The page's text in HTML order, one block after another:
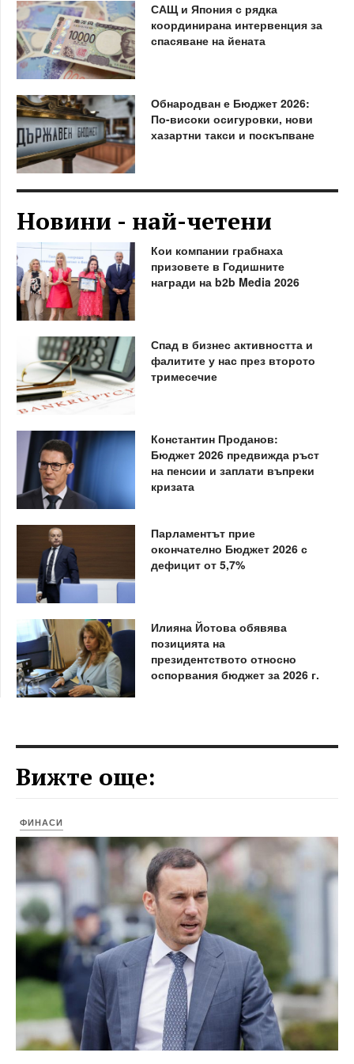
САЩ и Япония с рядка
координирана интервенция за
спасяване на йената
Обнародван е Бюджет 2026:
По-високи осигуровки, нови
хазартни такси и поскъпване
Новини - най-четени
Кои компании грабнаха
призовете в Годишните
награди на b2b Media 2026
Спад в бизнес активността и
фалитите у нас през второто
тримесечие
Константин Проданов:
Бюджет 2026 предвижда ръст
на пенсии и заплати въпреки
кризата
Парламентът прие
окончателно Бюджет 2026 с
дефицит от 5,7%
Илияна Йотова обявява
позицията на
президентството относно
оспорвания бюджет за 2026 г.
Вижте още:
ФИНАСИ